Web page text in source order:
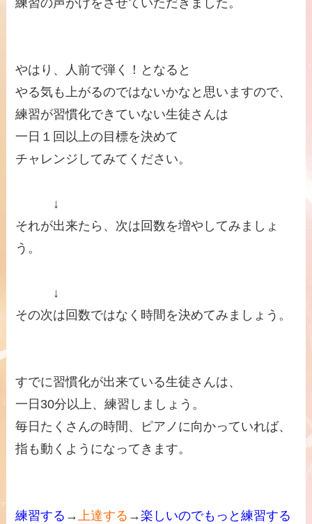
練習の声がけをさせていただきました。
やはり、人前で弾く！となると
やる気も上がるのではないかなと思いますので、
練習が習慣化できていない生徒さんは
一日１回以上の目標を決めて
チャレンジしてみてください。
↓
それが出来たら、次は回数を増やしてみましょ
う。
↓
その次は回数ではなく時間を決めてみましょう。
すでに習慣化が出来ている生徒さんは、
一日30分以上、練習しましょう。
毎日たくさんの時間、ピアノに向かっていれば、
指も動くようになってきます。
練習する →上達する →楽しいのでもっと練習する